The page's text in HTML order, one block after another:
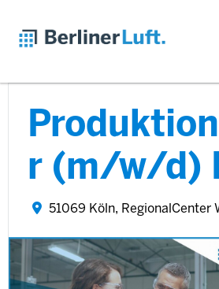
r (m/w/d)
51069 Köln, RegionalCenter